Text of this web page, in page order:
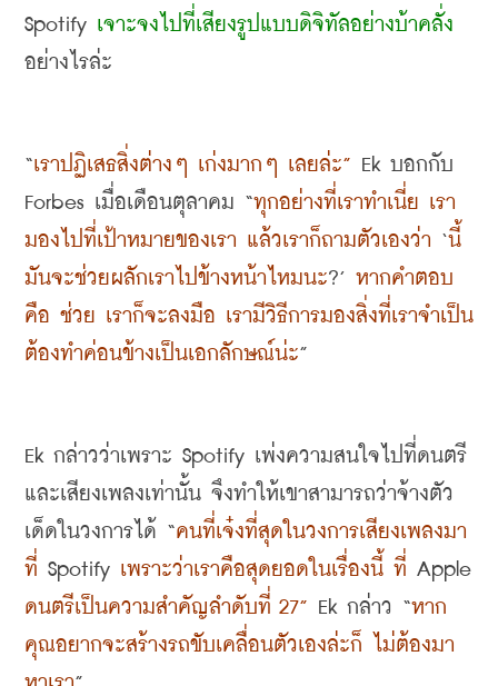
Spotify เจาะจงไปที่เสียงรูปแบบดิจิทัลอย่างบ้าคลั่ง
อย่างไรล่ะ
“เราปฏิเสธสิ่งต่างๆ เก่งมากๆ เลยล่ะ” Ek บอกกับ
Forbes เมื่อเดือนตุลาคม “ทุกอย่างที่เราทำเนี่ย เรา
มองไปที่เป้าหมายของเรา แล้วเราก็ถามตัวเองว่า ‘นี้
มันจะช่วยผลักเราไปข้างหน้าไหมนะ?’ หากคำตอบ
คือ ช่วย เราก็จะลงมือ เรามีวิธีการมองสิ่งที่เราจำเป็น
ต้องทำค่อนข้างเป็นเอกลักษณ์น่ะ”
Ek กล่าวว่าเพราะ Spotify เพ่งความสนใจไปที่ดนตรี
และเสียงเพลงเท่านั้น จึงทำให้เขาสามารถว่าจ้างตัว
เด็ดในวงการได้ “คนที่เจ๋งที่สุดในวงการเสียงเพลงมา
ที่ Spotify เพราะว่าเราคือสุดยอดในเรื่องนี้ ที่
ดนตรีเป็นความสำคัญลำดับที่ 27” Ek กล่าว “หาก
คุณอยากจะสร้างรถขับเคลื่อนตัวเองล่ะก็ ไม่ต้องมา